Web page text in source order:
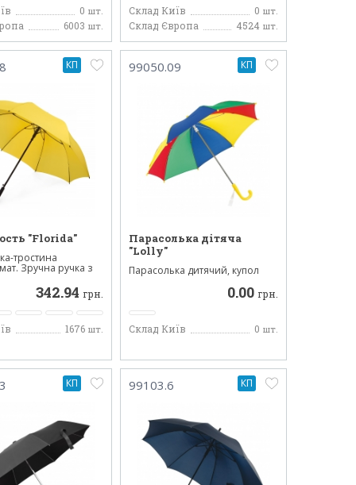
0 шт.
6003 шт.
Склад Київ 0 шт.
Склад Європа 4524 шт.
"Florida"
тростина
Зручна ручка з
342.94 грн.
1676 шт.
КП 99050.09
Парасолька дітяча
"Lolly"
Парасолька дитячий, купол
виготовлений з поліестер...
0.00 грн.
Склад Київ 0 шт.
КП
КП 99103.6 КП